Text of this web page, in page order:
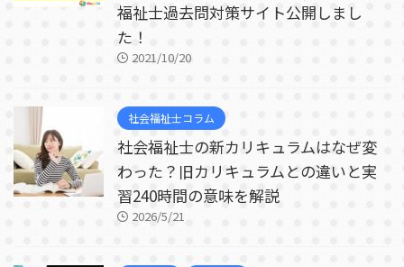
福祉士過去問対策サイト公開しまし
た！
2021/10/20
社会福祉士コラム
社会福祉士の新カリキュラムはなぜ変
わった？旧カリキュラムとの違いと実
習240時間の意味を解説
2026/5/21